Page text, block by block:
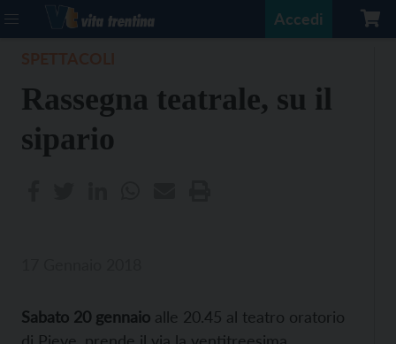
Accedi
Rassegna teatrale, su il
sipario
Sabato 20 gennaio alle 20.45 al teatro oratorio